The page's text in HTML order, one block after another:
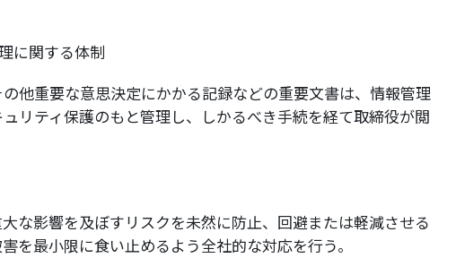
に関する体制
他重要な意思決定にかかる記録などの重要文書は、情報管理
リティ保護のもと管理し、しかるべき手続を経て取締役が閲
な影響を及ぼすリスクを未然に防止、回避または軽減させる
を最小限に食い止めるよう全社的な対応を行う。